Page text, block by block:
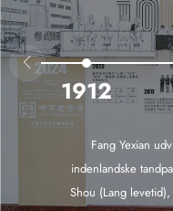
1912

Fang Yexian
indenlandske
Shou (Lang